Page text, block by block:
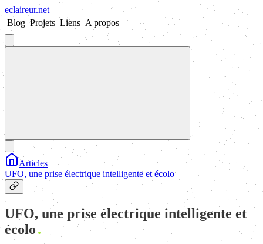
eclaireur.net
Blog Projets Liens A propos
Articles
UFO, une prise électrique intelligente et écolo
UFO, une prise électrique intelligente et
écolo